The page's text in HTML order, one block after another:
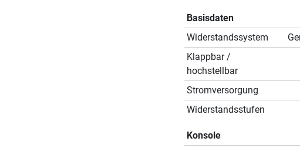
Basisdaten
Widerstandssystem
Klappbar /
hochstellbar
Stromversorgung
Widerstandsstufen
Konsole